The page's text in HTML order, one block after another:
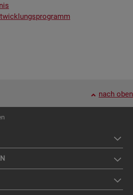
nach oben